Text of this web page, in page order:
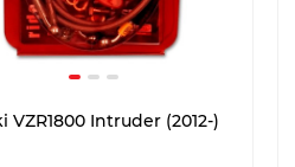
VZR1800 Intruder (2012-)